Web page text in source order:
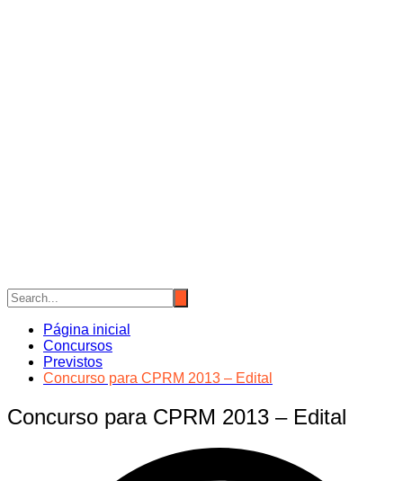
Página inicial
Concursos
Previstos
Concurso para CPRM 2013 – Edital
Concurso para CPRM 2013 – Edital